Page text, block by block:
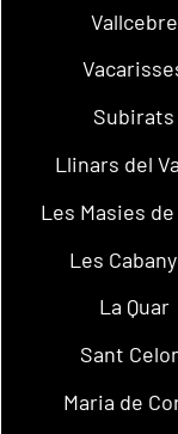
Vallcebre
Subirats
Llinars del
Les Masies de
Les
La Quar
Sant
Maria de